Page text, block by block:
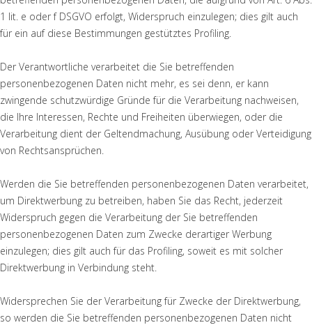
1 lit. e oder f DSGVO erfolgt, Widerspruch einzulegen; dies gilt auch
für ein auf diese Bestimmungen gestütztes Profiling.
Der Verantwortliche verarbeitet die Sie betreffenden
personenbezogenen Daten nicht mehr, es sei denn, er kann
zwingende schutzwürdige Gründe für die Verarbeitung nachweisen,
die Ihre Interessen, Rechte und Freiheiten überwiegen, oder die
Verarbeitung dient der Geltendmachung, Ausübung oder Verteidigung
von Rechtsansprüchen.
Werden die Sie betreffenden personenbezogenen Daten verarbeitet,
um Direktwerbung zu betreiben, haben Sie das Recht, jederzeit
Widerspruch gegen die Verarbeitung der Sie betreffenden
personenbezogenen Daten zum Zwecke derartiger Werbung
einzulegen; dies gilt auch für das Profiling, soweit es mit solcher
Direktwerbung in Verbindung steht.
Widersprechen Sie der Verarbeitung für Zwecke der Direktwerbung,
so werden die Sie betreffenden personenbezogenen Daten nicht